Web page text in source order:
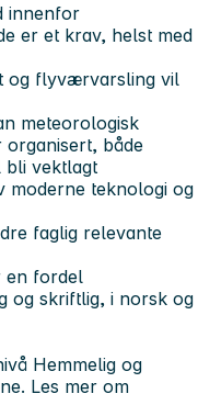
innenfor
er et krav, helst med
og flyværvarsling vil
meteorologisk
både
bli vektlagt
moderne teknologi og
faglig relevante
en fordel
og skriftlig, i norsk og
Hemmelig og
Les mer om